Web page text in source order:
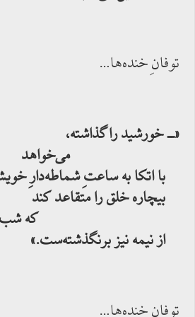
توفانِ خنده‌ها…
«ــ خورشید را گذاشته،
می‌خواهد
با اتکا به ساعتِ شماطه‌دارِ
بیچاره خلق را متقاعد کند
که
از نیمه نیز برنگذشته‌ست.»
توفانِ خنده‌ها…